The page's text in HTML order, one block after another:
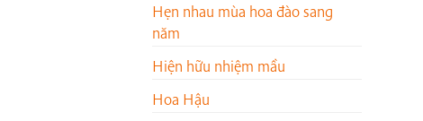
Hẹn nhau mùa hoa đào sang
năm
Hiện hữu nhiệm mầu
Hoa Hậu